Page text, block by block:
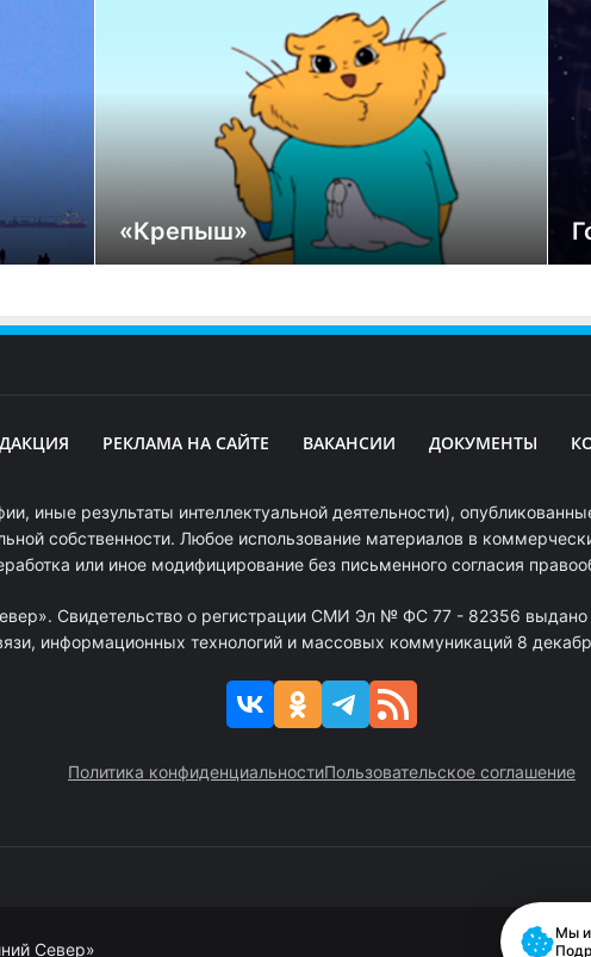
«Крепыш»
РЕКЛАМА НА САЙТЕ ВАКАНСИИ ДОКУМЕНТЫ
иные результаты интеллектуальной деятельности),
собственности. Любое использование материалов в
или иное модифицирование без письменного согласия
Свидетельство о регистрации СМИ Эл № ФС 77 - 82356
информационных технологий и массовых коммуникаций 8
Политика конфиденциальностиПользовательское соглашение
Север»
Мы